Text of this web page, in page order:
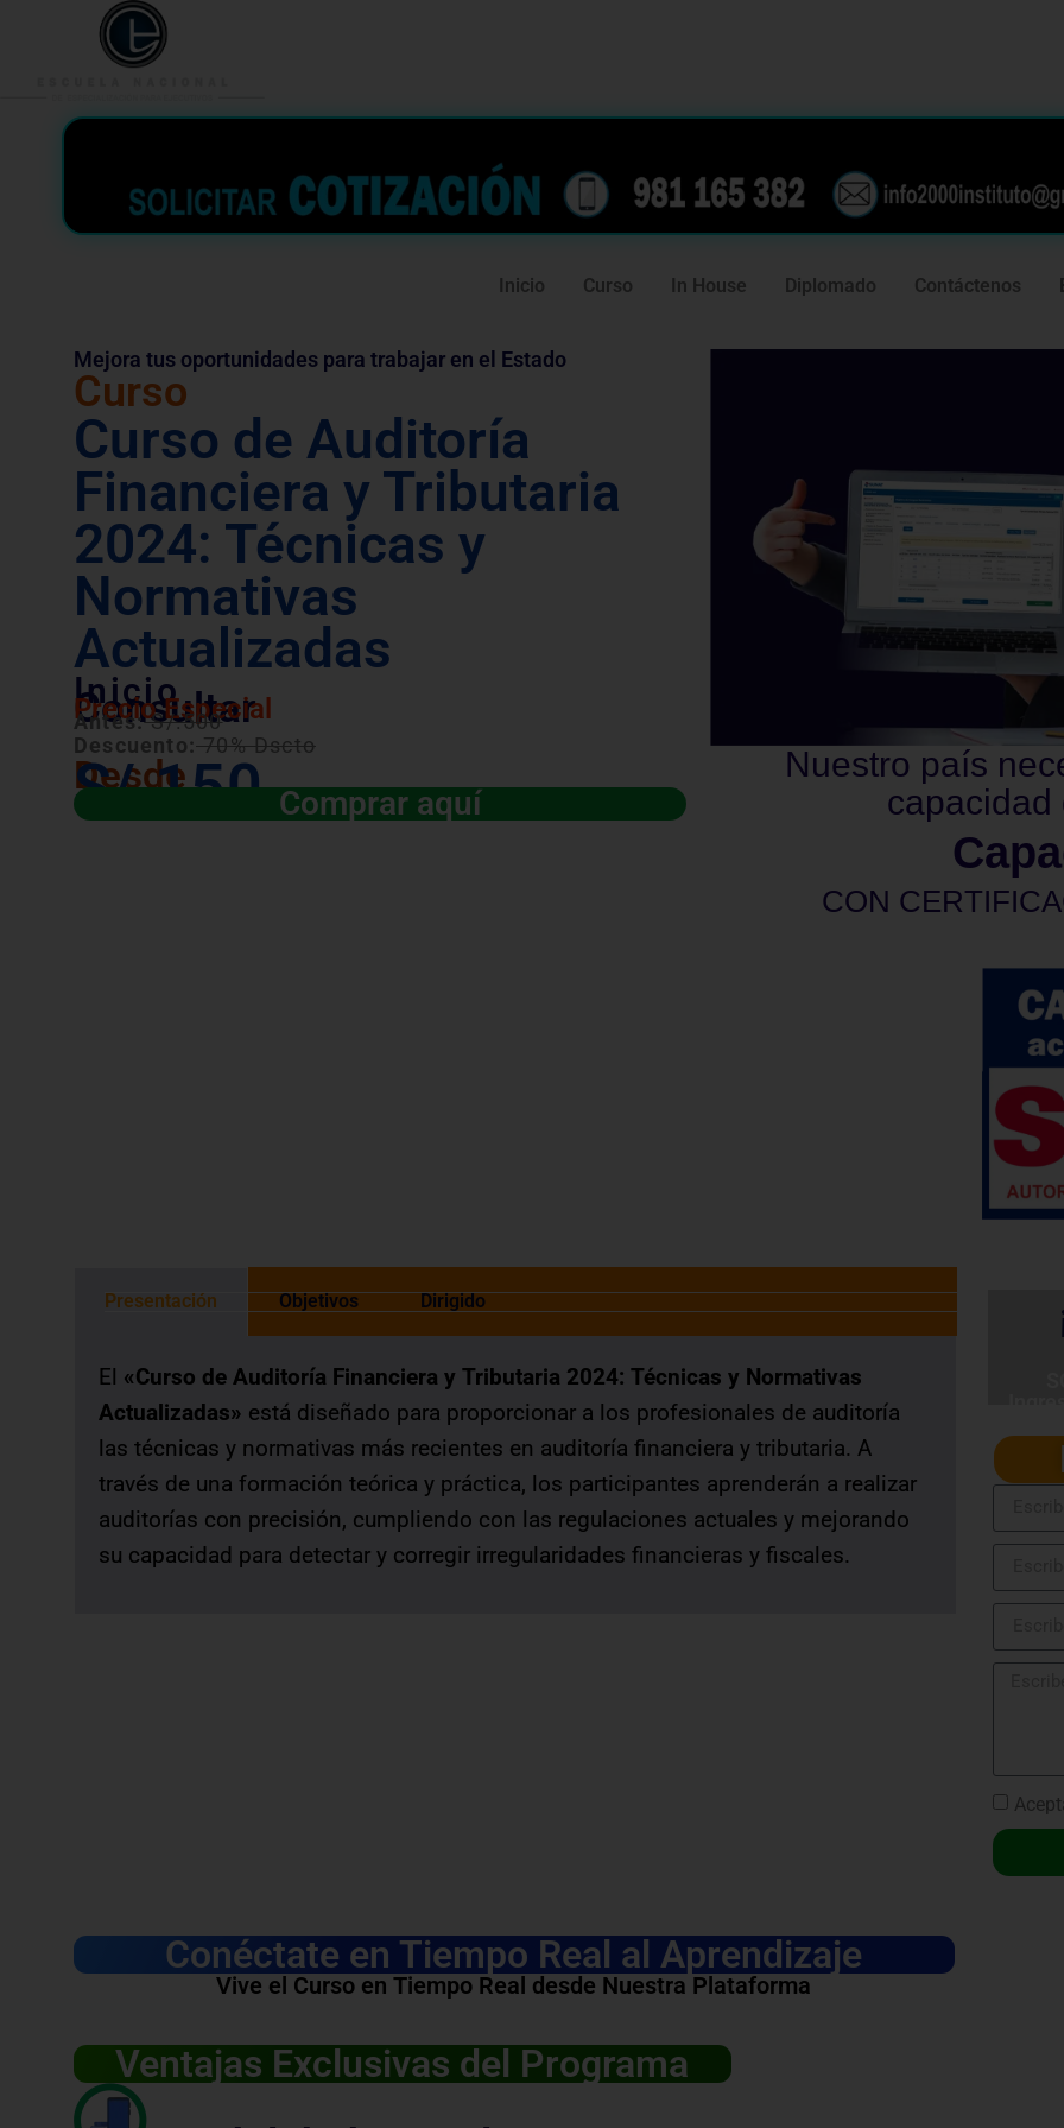
Inicio Curso In House Diplomado Contáctenos
Mejora tus oportunidades para trabajar en el Estado
Curso
Curso de Auditoría
Financiera y Tributaria
2024: Técnicas y
Normativas
Actualizadas
Inicio
Consultar
Precio Especial
Antes:S/.500
Descuento:70% Dscto
Desde
S/.150 Comprar aquí
Nuestro país
capacidad
CON
Presentación Objetivos Dirigido
El «Curso de Auditoría Financiera y Tributaria 2024: Técnicas y Normativas
Actualizadas» está diseñado para proporcionar a los profesionales de auditoría
las técnicas y normativas más recientes en auditoría financiera y tributaria. A
través de una formación teórica y práctica, los participantes aprenderán a realizar
auditorías con precisión, cumpliendo con las regulaciones actuales y mejorando
su capacidad para detectar y corregir irregularidades financieras y fiscales.
Conéctate en Tiempo Real al Aprendizaje
Vive el Curso en Tiempo Real desde Nuestra Plataforma
Ventajas Exclusivas del Programa